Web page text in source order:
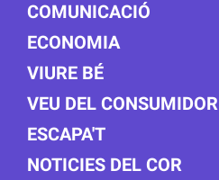
COMUNICACIÓ
ECONOMIA
VIURE BÉ
VEU DEL CONSUMIDOR
ESCAPA'T
NOTICIES DEL COR